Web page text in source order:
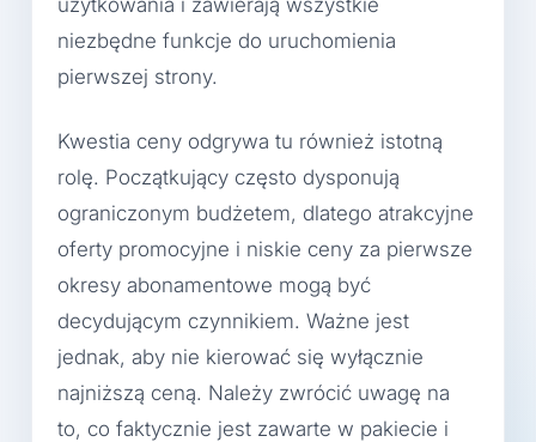
użytkowania i zawierają wszystkie
niezbędne funkcje do uruchomienia
pierwszej strony.
Kwestia ceny odgrywa tu również istotną
rolę. Początkujący często dysponują
ograniczonym budżetem, dlatego atrakcyjne
oferty promocyjne i niskie ceny za pierwsze
okresy abonamentowe mogą być
decydującym czynnikiem. Ważne jest
jednak, aby nie kierować się wyłącznie
najniższą ceną. Należy zwrócić uwagę na
to, co faktycznie jest zawarte w pakiecie i